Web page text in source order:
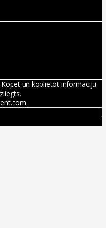
un koplietot informāciju